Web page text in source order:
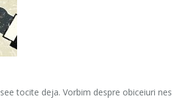
tocite deja. Vorbim despre obiceiuri